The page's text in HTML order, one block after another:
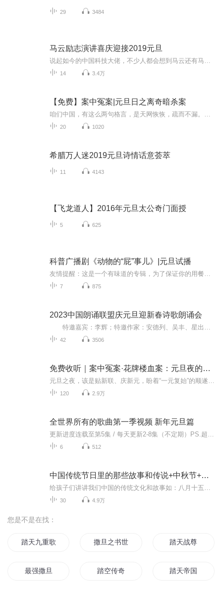
29 3484
马云励志演讲喜庆迎接2019元旦
14 3.4万
【免费】案中冤案|元旦日之离奇暗杀案
20 1020
希腊万人迷2019元旦诗情话意荟萃
11 4143
【飞龙道人】2016年元旦太公奇门面授
5 625
科普广播剧《动物的“屁”事儿》|元旦试播
7 875
2023中国朗诵联盟庆元旦迎新春诗歌朗诵会
42 3506
免费收听｜案中冤案·花牌楼血案：元旦夜的沉冤与昭雪
120 2.9万
全世界所有的歌曲第一季视频 新年元旦篇
6 512
中国传统节日里的那些故事和传说+中秋节+元旦春节等
30 4.9万
您是不是在找：
踏天九重歌 撒旦之书世界末日 踏天战尊
最强撒旦 踏空传奇 踏天帝国